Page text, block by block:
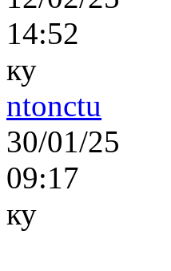
14:52
ку
ntonctu
30/01/25
09:17
ку